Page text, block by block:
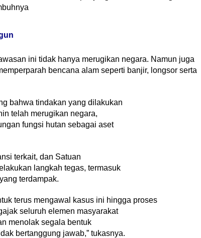
ini tidak hanya merugikan negara. Namun juga
bencana alam seperti banjir, longsor serta
bahwa tindakan yang dilakukan
telah merugikan negara,
fungsi hutan sebagai aset
terkait, dan Satuan
langkah tegas, termasuk
terdampak.
terus mengawal kasus ini hingga proses
seluruh elemen masyarakat
menolak segala bentuk
bertanggung jawab,” tukasnya.